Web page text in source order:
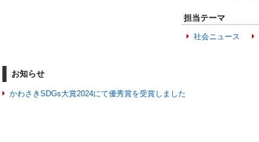
担当テーマ
社会ニュース
お知らせ
かわさきSDGs大賞2024にて優秀賞を受賞しました